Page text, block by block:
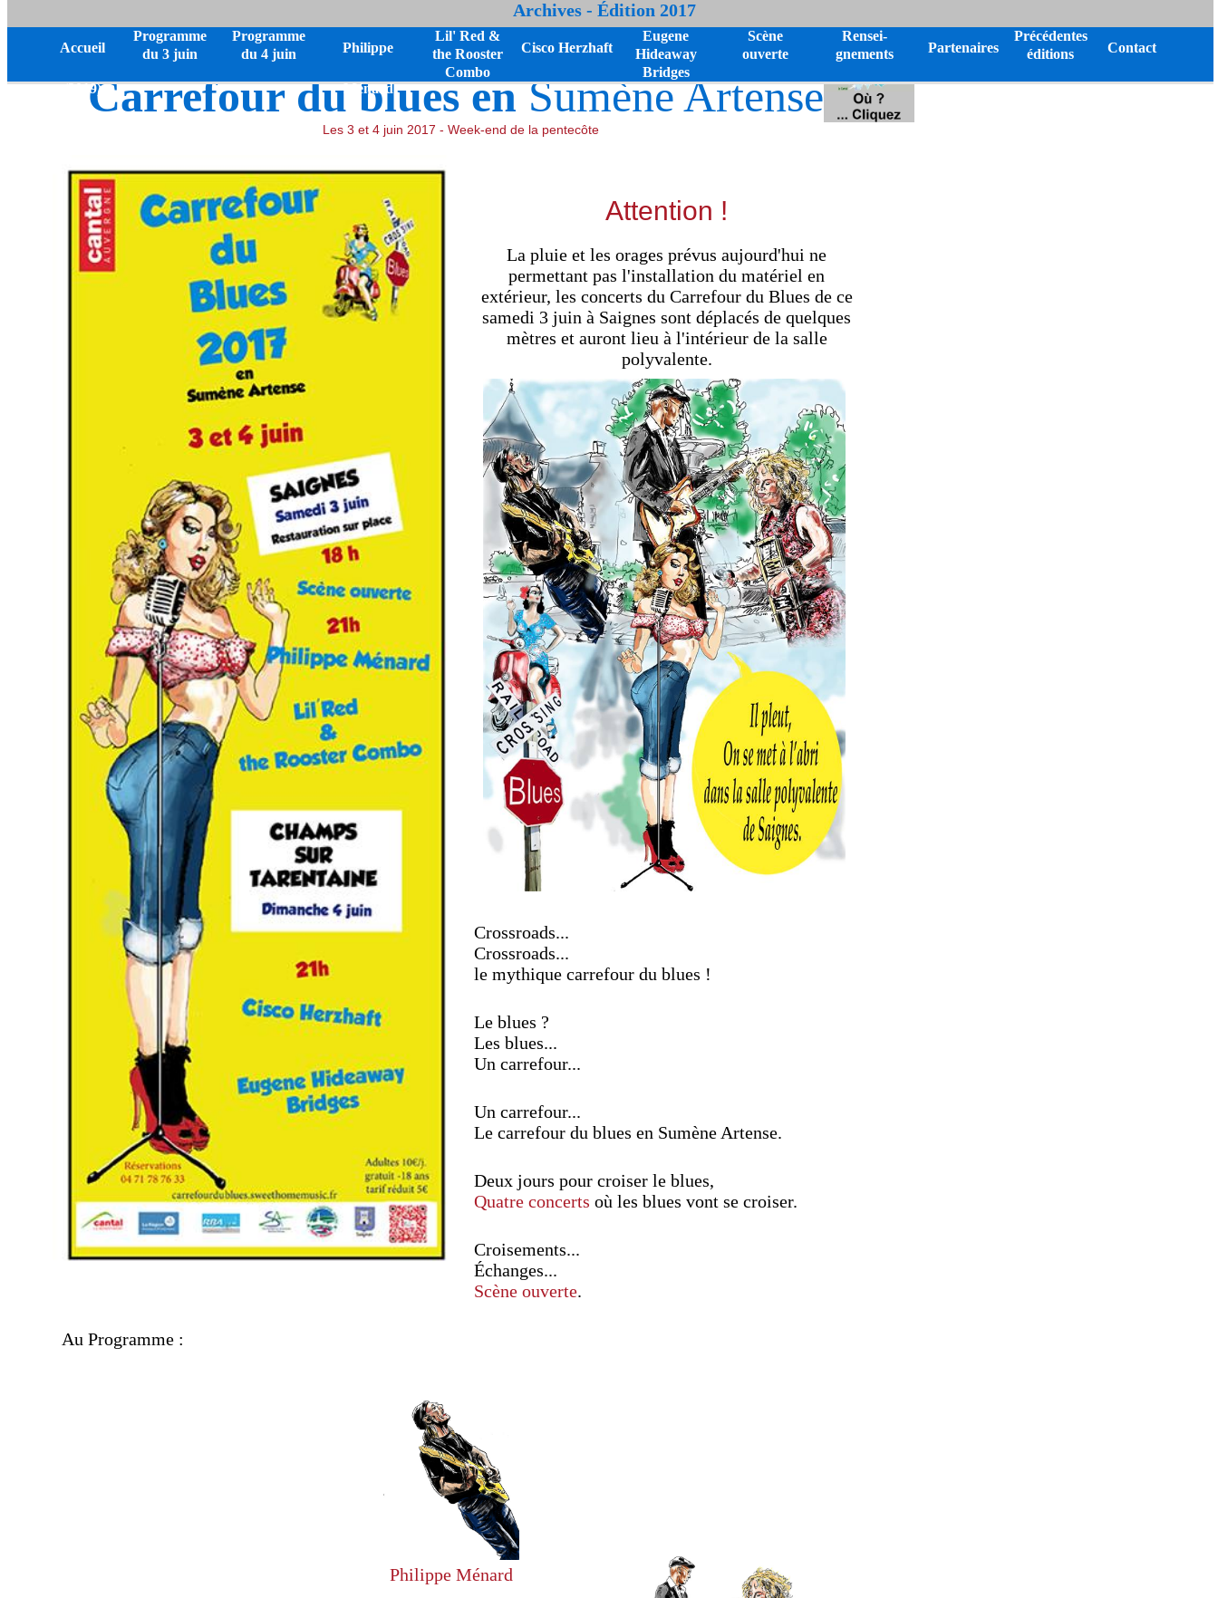
Archives - Édition 2017
Accueil
(2019)
Programme
du 3 juin
Programme
du 4 juin
Philippe
Ménard
Lil' Red &
the Rooster
Combo
Cisco Herzhaft
Eugene
Hideaway
Bridges
Scène
ouverte
Rensei-
gnements
Partenaires
Précédentes
éditions
Contact
Carrefour du blues enSumène Artense
Les 3 et 4 juin 2017 - Week-end de la pentecôte
Attention !
La pluie et les orages prévus aujourd'hui ne
permettant pas l'installation du matériel en
extérieur, les concerts du Carrefour du Blues de ce
samedi 3 juin à Saignes sont déplacés de quelques
mètres et auront lieu à l'intérieur de la salle
polyvalente.
Crossroads...
Crossroads...
le mythique carrefour du blues !
Le blues ?
Les blues...
Un carrefour...
Un carrefour...
Le carrefour du blues en Sumène Artense.
Deux jours pour croiser le blues,
Quatre concerts où les blues vont se croiser.
Croisements...
Échanges...
Scène ouverte.
Au Programme :
Philippe Ménard